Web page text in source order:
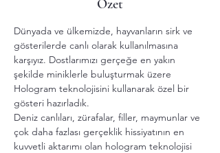
Özet
Dünyada ve ülkemizde, hayvanların sirk ve
gösterilerde canlı olarak kullanılmasına
karşıyız. Dostlarımızı gerçeğe en yakın
şekilde miniklerle buluşturmak üzere
Hologram teknolojisini kullanarak özel bir
gösteri hazırladık.
Deniz canlıları, zürafalar, filler, maymunlar ve
çok daha fazlası gerçeklik hissiyatının en
kuvvetli aktarımı olan hologram teknolojisi